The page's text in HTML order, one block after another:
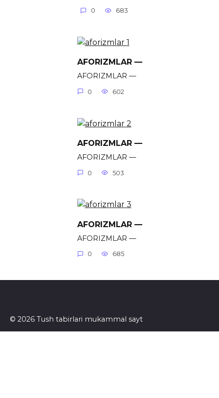
0 683
AFORIZMLAR —
AFORIZMLAR —
0 602
AFORIZMLAR —
AFORIZMLAR —
0 503
AFORIZMLAR —
AFORIZMLAR —
0 685
© 2026 Tush tabirlari mukammal sayt